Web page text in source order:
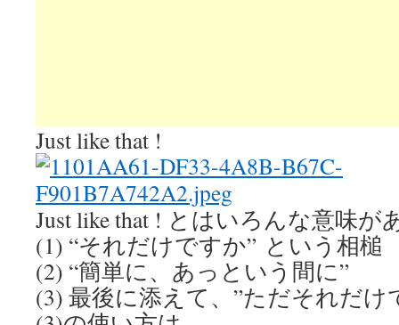
Just like that !
Just like that ! とはいろんな意味
(1) “それだけですか” という相槌
(2) “簡単に、あっという間に”
(3) 最後に添えて、”ただそれだけ